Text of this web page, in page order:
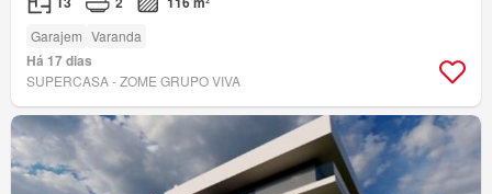
Garajem Varanda
Há 17 dias
SUPERCASA - ZOME GRUPO VIVA